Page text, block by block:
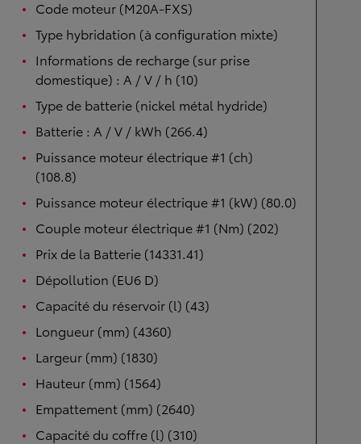
Code moteur (M20A-FXS)
Type hybridation (à configuration mixte)
Informations de recharge (sur prise
domestique) : A / V / h (10)
Type de batterie (nickel métal hydride)
Batterie : A / V / kWh (266.4)
Puissance moteur électrique #1 (ch)
(108.8)
Puissance moteur électrique #1 (kW) (80.0)
Couple moteur électrique #1 (Nm) (202)
Prix de la Batterie (14331.41)
Dépollution (EU6 D)
Capacité du réservoir (l) (43)
Longueur (mm) (4360)
Largeur (mm) (1830)
Hauteur (mm) (1564)
Empattement (mm) (2640)
Capacité du coffre (l) (310)